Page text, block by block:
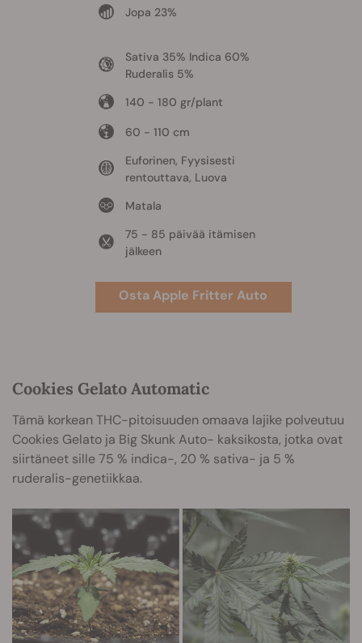
Jopa 23%
Sativa 35% Indica 60%
Ruderalis 5%
140 - 180 gr/plant
60 - 110 cm
Euforinen, Fyysisesti
rentouttava, Luova
Matala
75 - 85 päivää itämisen
jälkeen
Osta Apple Fritter Auto
Cookies Gelato Automatic
Tämä korkean THC-pitoisuuden omaava lajike polveutuu
Cookies Gelato ja Big Skunk Auto- kaksikosta, jotka ovat
siirtäneet sille 75 % indica-, 20 % sativa- ja 5 %
ruderalis-genetiikkaa.